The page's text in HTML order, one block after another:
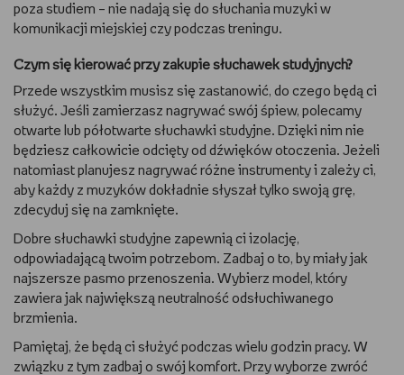
WYWIADY
REDAKCJA
WYDARZENIA
POD PATRONATEM EMPIKU
poza studiem – nie nadają się do słuchania muzyki w
komunikacji miejskiej czy podczas treningu.
Czym się kierować przy zakupie słuchawek studyjnych?
Przede wszystkim musisz się zastanowić, do czego będą ci
służyć. Jeśli zamierzasz nagrywać swój śpiew, polecamy
otwarte lub półotwarte słuchawki studyjne. Dzięki nim nie
będziesz całkowicie odcięty od dźwięków otoczenia. Jeżeli
natomiast planujesz nagrywać różne instrumenty i zależy ci,
aby każdy z muzyków dokładnie słyszał tylko swoją grę,
zdecyduj się na zamknięte.
Dobre słuchawki studyjne zapewnią ci izolację,
odpowiadającą twoim potrzebom. Zadbaj o to, by miały jak
najszersze pasmo przenoszenia. Wybierz model, który
zawiera jak największą neutralność odsłuchiwanego
brzmienia.
Pamiętaj, że będą ci służyć podczas wielu godzin pracy. W
związku z tym zadbaj o swój komfort. Przy wyborze zwróć